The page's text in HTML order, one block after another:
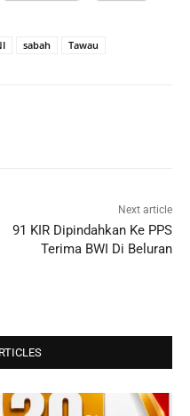
sabah Tawau
Next article
91 KIR Dipindahkan Ke PPS
Terima BWI Di Beluran